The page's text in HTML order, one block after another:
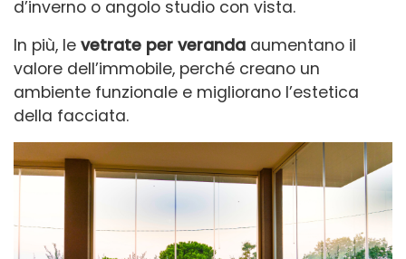
d’inverno o angolo studio con vista.
In più, le vetrate per veranda aumentano il
valore dell’immobile, perché creano un
ambiente funzionale e migliorano l’estetica
della facciata.